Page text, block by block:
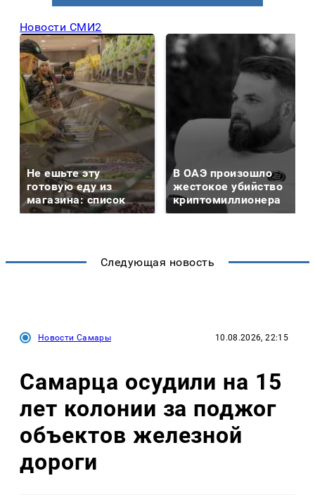
Новости СМИ2
Не ешьте эту
готовую еду из
магазина: список
В ОАЭ произошло
жестокое убийство
криптомиллионера
Следующая новость
Новости Самары 10.08.2026, 22:15
Самарца осудили на 15
лет колонии за поджог
объектов железной
дороги